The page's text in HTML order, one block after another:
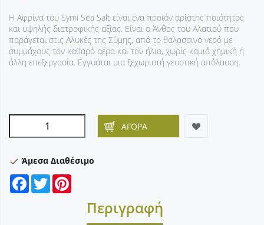
Η Αφρίνα του Symi Sea Salt είναι ένα προϊόν αρίστης ποιότητος
και υψηλής διατροφικής αξίας. Είναι ο Άνθος του Αλατιού που
παράγεται στις Αλυκές της Σύμης, από το θαλασσινό νερό με
συμμάχους τον καθαρό αέρα και τον ήλιο, χωρίς καμιά χημική ή
άλλη επεξεργασία. Εγγυάται μια ξεχωριστή γευστική απόλαυση.
ΑΓΟΡΆ
check Άμεσα Διαθέσιμο
Facebook
Twitter
Περιγραφή